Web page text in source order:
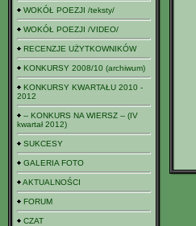
WOKÓŁ POEZJI /teksty/
WOKÓŁ POEZJI /VIDEO/
RECENZJE UŻYTKOWNIKÓW
KONKURSY 2008/10 (archiwum)
KONKURSY KWARTAŁU 2010 -
2012
-- KONKURS NA WIERSZ -- (IV
kwartał 2012)
SUKCESY
GALERIA FOTO
AKTUALNOŚCI
FORUM
CZAT